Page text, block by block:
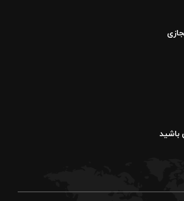
باشید